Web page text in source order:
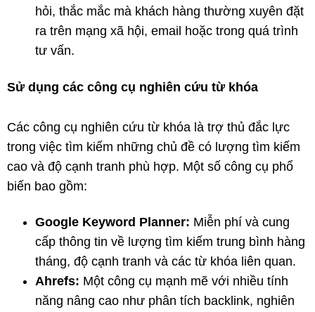
hỏi, thắc mắc mà khách hàng thường xuyên đặt
ra trên mạng xã hội, email hoặc trong quá trình
tư vấn.
Sử dụng các công cụ nghiên cứu từ khóa
Các công cụ nghiên cứu từ khóa là trợ thủ đắc lực
trong việc tìm kiếm những chủ đề có lượng tìm kiếm
cao và độ cạnh tranh phù hợp. Một số công cụ phổ
biến bao gồm:
Google Keyword Planner: Miễn phí và cung
cấp thông tin về lượng tìm kiếm trung bình hàng
tháng, độ cạnh tranh và các từ khóa liên quan.
Ahrefs: Một công cụ mạnh mẽ với nhiều tính
năng nâng cao như phân tích backlink, nghiên